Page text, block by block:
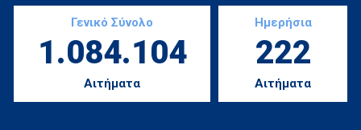
Γενικό Σύνολο
1.084.104
Αιτήματα
Ημερήσια
222
Αιτήματα